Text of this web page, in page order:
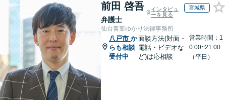
前田 啓吾
弁護士
インタビュ
ーを見る
宮城県
仙台青葉ゆかり法律事務所
八戸市 か
らも相談
受付中
面談方法(対面・
電話・ビデオな
ど)は応相談
営業時間：1
0:00~21:00
（平日）